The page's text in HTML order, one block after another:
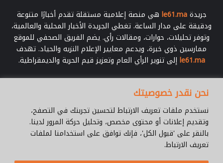
نحن نقدر خصوصيتك
نستخدم ملفات تعريف الارتباط لتحسين تجربتك في التصفح،
وتقديم إعلانات أو محتوى مخصص، وتحليل حركة المرور لدينا.
بالنقر على 'قبول الكل'، فإنك توافق على استخدامنا لملفات
تعريف الارتباط.
جريدةle61.ma هي منصة إعلامية مستقلة تقدم أخبارًا متنوعة
ودقيقة على مدار الساعة. تغطي الجريدة الأخبار المحلية والعالمية،
وتوفر تحليلات، حوارات، ومقالات رأي. يضم الفريق الصحفي للموقع
ممارسين ذوي خبرة، ويدعم معايير الإعلام النزيه والحياد. تهدف
le61.maإلى تنوير الرأي العام وتعزيز قيم الحرية والديمقراطية.
أدخل
بريدك
الإلكتروني